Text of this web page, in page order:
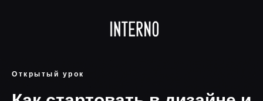
Открытый урок